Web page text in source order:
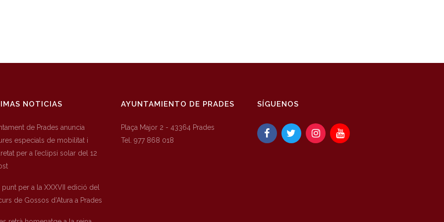
NOTICIAS
de Prades anuncia
especials de mobilitat i
per a l’eclipsi solar del 12
punt per a la XXXVII edició del
de Gossos d’Atura a Prades
AYUNTAMIENTO DE PRADES
Plaça Major 2 - 43364 Prades
Tel. 977 868 018
SÍGUENOS